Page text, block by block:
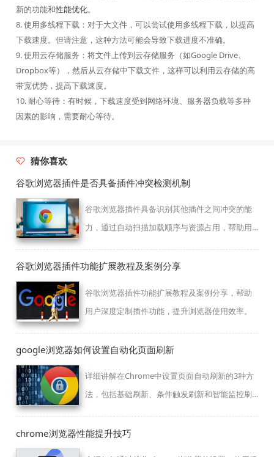
新的功能和性能优化。
8. 使用多线程下载：对于大文件，可以尝试使用多线程下载，以提高
下载速度。但请注意，这种方法可能会导致下载进度不准确。
9. 使用云存储服务：将文件上传到云存储服务（如Google Drive、
Dropbox等），然后从云存储中下载文件，这样可以利用云存储的高
带宽优势，提高下载速度。
10. 耐心等待：有时候，下载速度受到网络环境、服务器负载等多种
因素的影响，需要耐心等待。
猜你喜欢
谷歌浏览器插件是否具备插件冲突检测机制
谷歌浏览器插件具备识别其他插件之间冲突的能
力，通过自动扫描加载顺序与资源占用，帮助用
谷歌浏览器插件功能扩展教程及案例分享
谷歌浏览器插件功能扩展教程及案例分享，帮助
用户深度定制插件功能，提升浏览器使用效率。
google浏览器如何设置自动化页面刷新
详细讲解在Chrome中设置页面自动刷新的3种方
法，包括基础刷新、条件触发刷新和智能监控刷
chrome浏览器性能提升技巧